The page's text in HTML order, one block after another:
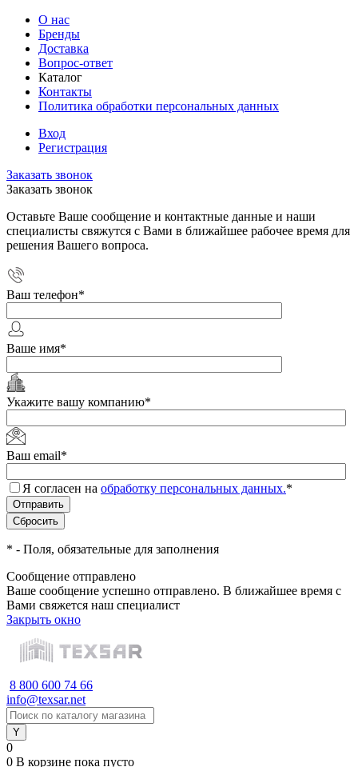
О нас
Бренды
Доставка
Вопрос-ответ
Каталог
Контакты
Политика обработки персональных данных
Вход
Регистрация
Заказать звонок
Заказать звонок
Оставьте Ваше сообщение и контактные данные и наши
специалисты свяжутся с Вами в ближайшее рабочее время для
решения Вашего вопроса.
Ваш телефон*
Ваше имя*
Укажите вашу компанию*
Ваш email*
Я согласен на обработку персональных данных.*
* - Поля, обязательные для заполнения
Сообщение отправлено
Ваше сообщение успешно отправлено. В ближайшее время с
Вами свяжется наш специалист
Закрыть окно
8 800 600 74 66
info@texsar.net
0
0 В корзине пока пусто